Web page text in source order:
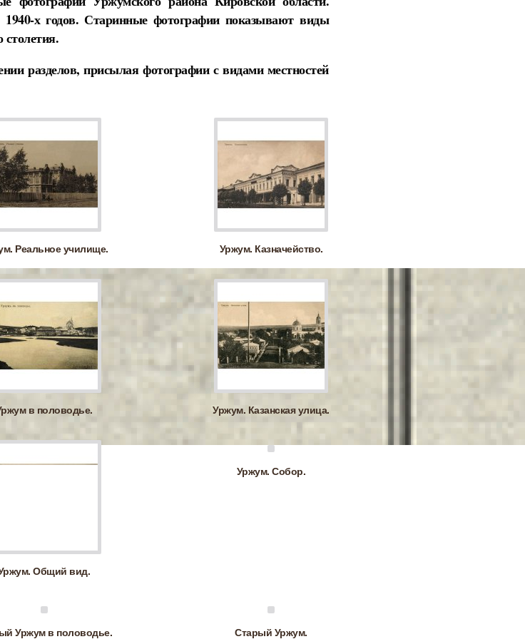
х годов. Старинные фотографии показывают виды
столетия.
разделов, присылая фотографии с видами местностей
Реальное училище. Уржум. Казначейство.
в половодье. Уржум. Казанская улица.
Общий вид.
Уржум. Собор.
Уржум в половодье. Старый Уржум.